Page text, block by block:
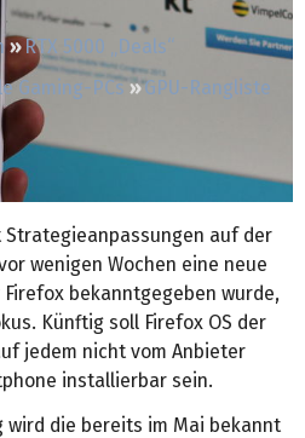
RTX 5000 „Deals“
Gaming-PCs
GPU-Rangliste
auf der
wenigen Wochen eine neue
bekanntgegeben wurde,
Künftig soll Firefox OS der
jedem nicht vom Anbieter
installierbar sein.
wird die bereits im Mai bekannt